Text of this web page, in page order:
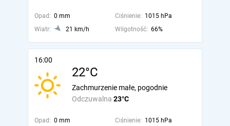
Opad: 0 mm Ciśnienie: 1015 hPa
Wiatr:
21 km/h Wilgotność: 66%
16:00
22°C
Odczuwalna 23°C
Zachmurzenie małe, pogodnie
Opad: 0 mm Ciśnienie: 1015 hPa